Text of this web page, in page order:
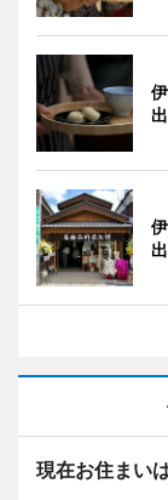
現在お住まい